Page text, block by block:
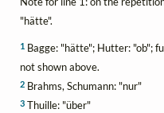
"hätte".
1Bagge: "hätte"; Hutter: "ob";
not shown above.
2Brahms, Schumann: "nur"
3Thuille: "über"